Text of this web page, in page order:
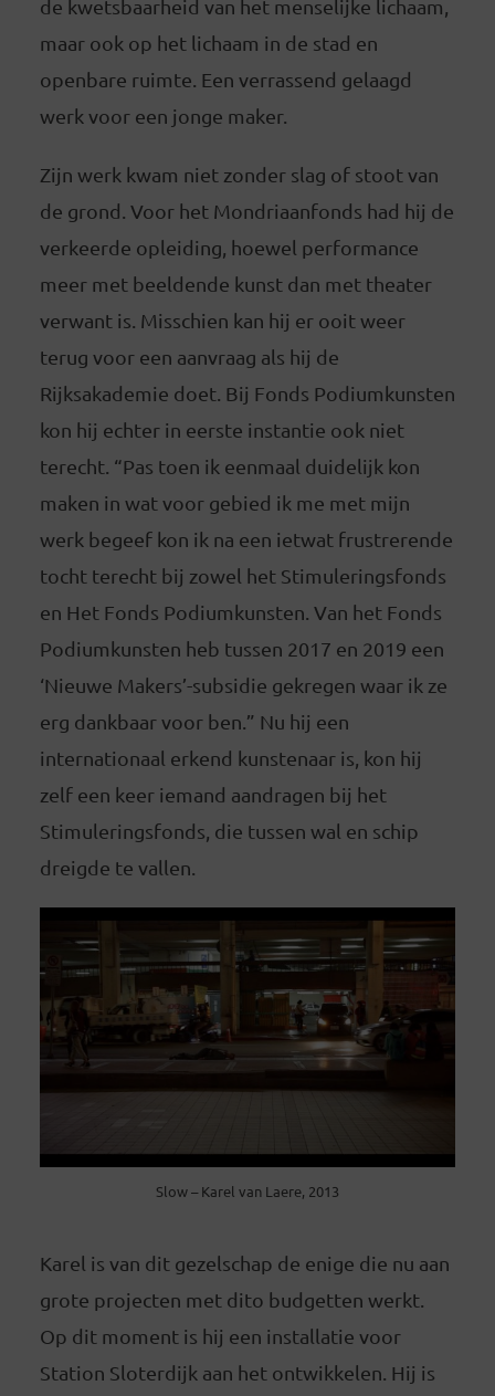
de kwetsbaarheid van het menselijke lichaam,
maar ook op het lichaam in de stad en
openbare ruimte. Een verrassend gelaagd
werk voor een jonge maker.
Zijn werk kwam niet zonder slag of stoot van
de grond. Voor het Mondriaanfonds had hij de
verkeerde opleiding, hoewel performance
meer met beeldende kunst dan met theater
verwant is. Misschien kan hij er ooit weer
terug voor een aanvraag als hij de
Rijksakademie doet. Bij Fonds Podiumkunsten
kon hij echter in eerste instantie ook niet
terecht. “Pas toen ik eenmaal duidelijk kon
maken in wat voor gebied ik me met mijn
werk begeef kon ik na een ietwat frustrerende
tocht terecht bij zowel het Stimuleringsfonds
en Het Fonds Podiumkunsten. Van het Fonds
Podiumkunsten heb tussen 2017 en 2019 een
‘Nieuwe Makers’-subsidie gekregen waar ik ze
erg dankbaar voor ben.” Nu hij een
internationaal erkend kunstenaar is, kon hij
zelf een keer iemand aandragen bij het
Stimuleringsfonds, die tussen wal en schip
dreigde te vallen.
Slow – Karel van Laere, 2013
Karel is van dit gezelschap de enige die nu aan
grote projecten met dito budgetten werkt.
Op dit moment is hij een installatie voor
Station Sloterdijk aan het ontwikkelen. Hij is